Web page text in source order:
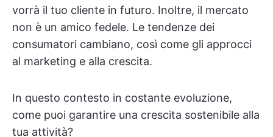
vorrà il tuo cliente in futuro. Inoltre, il mercato
non è un amico fedele. Le tendenze dei
consumatori cambiano, così come gli approcci
al marketing e alla crescita.
In questo contesto in costante evoluzione,
come puoi garantire una crescita sostenibile alla
tua attività?